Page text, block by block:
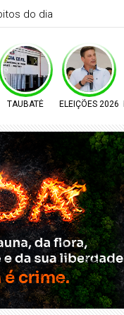
do dia
TAUBATÉ ELEIÇÕES 2026